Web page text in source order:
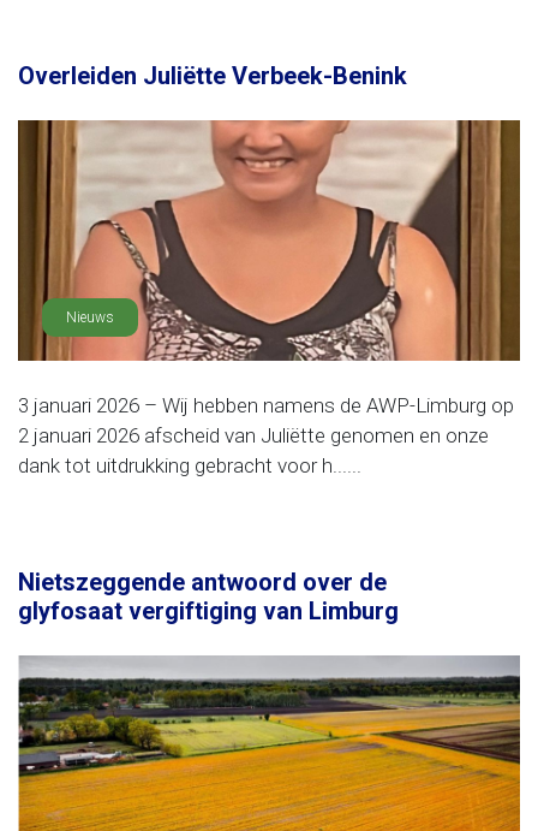
Overleiden Juliëtte Verbeek-Benink
Nieuws
3 januari 2026 – Wij hebben namens de AWP-Limburg op
2 januari 2026 afscheid van Juliëtte genomen en onze
dank tot uitdrukking gebracht voor h......
Nietszeggende antwoord over de
glyfosaat vergiftiging van Limburg